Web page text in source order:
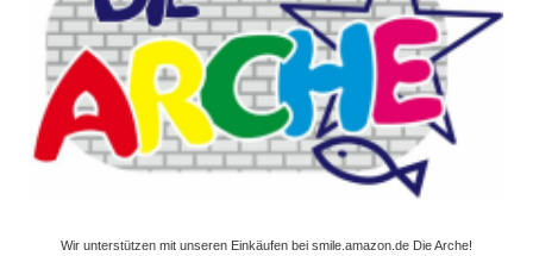
Wir unterstützen mit unseren Einkäufen bei smile.amazon.de Die Arche!